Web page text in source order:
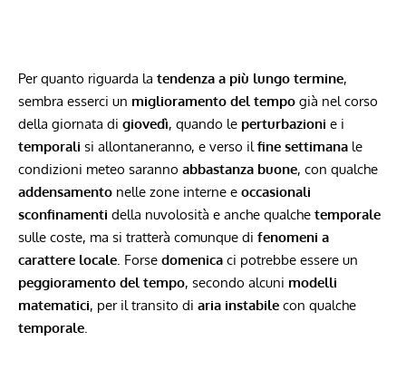
Per quanto riguarda la tendenza a più lungo termine,
sembra esserci un miglioramento del tempo già nel corso
della giornata di giovedì, quando le perturbazioni e i
temporali si allontaneranno, e verso ilfine settimana le
condizioni meteo saranno abbastanza buone, con qualche
addensamento nelle zone interne e occasionali
sconfinamenti della nuvolosità e anche qualche temporale
sulle coste, ma si tratterà comunque di fenomeni a
carattere locale. Forse domenica ci potrebbe essere un
peggioramento del tempo, secondo alcuni modelli
matematici, per il transito di aria instabile con qualche
temporale.